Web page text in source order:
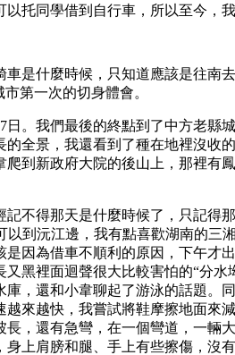
托同學借到自行車，所以至今，
是什麼時候，只知道應該是往
第一次的切身體會。
日。我們最後的終點到了中方老
全景，我還看到了種在地裡沒收
到新政府大院的後山上，那裡有
不得那天是什麼時候了，只記得
以到沅江邊，我有點喜歡湖南的
因為借車不順利的原因，下午才
黑裡面迴聲很大比較害怕的“分
，還和小韋聊起了游泳的話題
來越快，我嘗試將鞋摩擦地面
，還有急彎，在一個彎道，一輛
上肩膀和腿、手上有些擦傷，